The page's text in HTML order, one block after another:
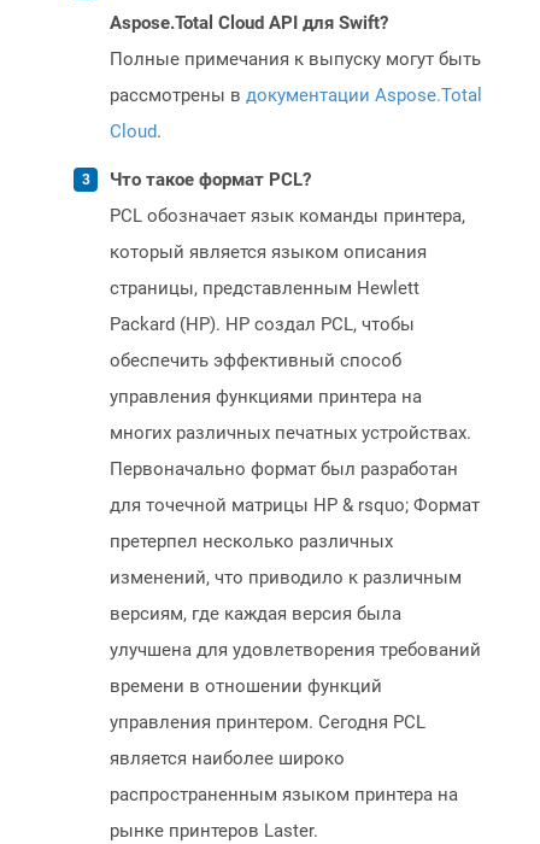
Aspose.Total Cloud API для Swift?
Полные примечания к выпуску могут быть
рассмотрены в документации Aspose.Total
Cloud.
Что такое формат PCL?
PCL обозначает язык команды принтера,
который является языком описания
страницы, представленным Hewlett
Packard (HP). HP создал PCL, чтобы
обеспечить эффективный способ
управления функциями принтера на
многих различных печатных устройствах.
Первоначально формат был разработан
для точечной матрицы HP & rsquo; Формат
претерпел несколько различных
изменений, что приводило к различным
версиям, где каждая версия была
улучшена для удовлетворения требований
времени в отношении функций
управления принтером. Сегодня PCL
является наиболее широко
распространенным языком принтера на
рынке принтеров Laster.